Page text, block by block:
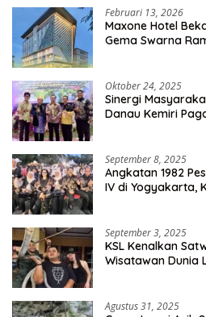
Februari 13, 2026
Maxone Hotel
Gema Swarna
Oktober 24, 2025
Sinergi
Danau Kemiri
September 8, 2025
Angkatan 1982
IV di Yogyakarta,
September 3, 2025
KSL Kenalkan
Wisatawan Dunia
Agustus 31, 2025